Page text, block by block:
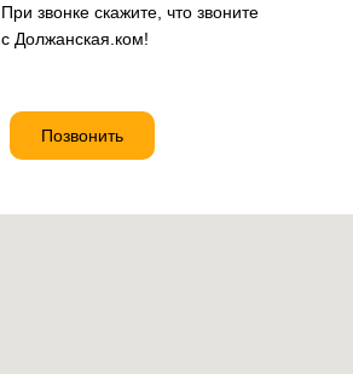
При звонке скажите, что звоните
с Должанская.ком!
Позвонить